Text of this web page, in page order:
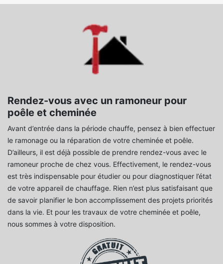
Rendez-vous avec un ramoneur pour
poêle et cheminée
Avant d’entrée dans la période chauffe, pensez à bien effectuer
le ramonage ou la réparation de votre cheminée et poêle.
D’ailleurs, il est déjà possible de prendre rendez-vous avec le
ramoneur proche de chez vous. Effectivement, le rendez-vous
est très indispensable pour étudier ou pour diagnostiquer l’état
de votre appareil de chauffage. Rien n’est plus satisfaisant que
de savoir planifier le bon accomplissement des projets priorités
dans la vie. Et pour les travaux de votre cheminée et poêle,
nous sommes à votre disposition.